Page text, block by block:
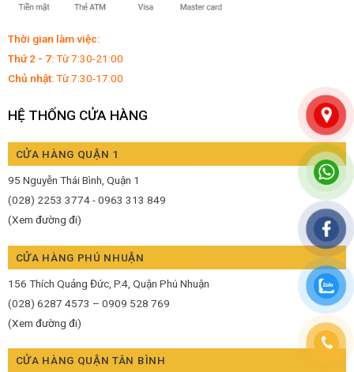
Thời gian làm việc:
Thứ 2 - 7:Từ 7:30-21:00
Chủ nhật:Từ 7:30-17:00
HỆ THỐNG CỬA HÀNG
CỬA HÀNG QUẬN 1
95 Nguyễn Thái Bình, Quận 1
(028) 2253 3774 - 0963 313 849
(Xem đường đi)
CỬA HÀNG PHÚ NHUẬN
156 Thích Quảng Đức, P.4, Quận Phú Nhuận
(028) 6287 4573 – 0909 528 769
(Xem đường đi)
CỬA HÀNG QUẬN TÂN BÌNH